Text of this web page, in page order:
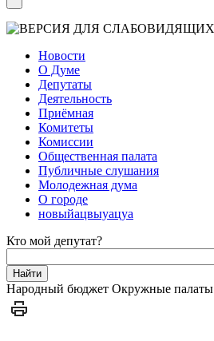
Новости
О Думе
Депутаты
Деятельность
Приёмная
Комитеты
Комиссии
Общественная палата
Публичные слушания
Молодежная дума
О городе
новыйацвыуацуа
Кто мой депутат?
Народный бюджет Окружные палаты